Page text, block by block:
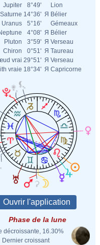
Jupiter
8°49'
Lion
Saturne 14°36' Я Bélier
Uranus
5°16'
Gémeaux
4°08' Я Bélier
Pluton
3°59' Я Verseau
Chiron
0°51' Я Taureau
vrai 29°51' Я Verseau
vraie 18°34' Я Capricorne
Phase de la lune
décroissante, 16.30%
Dernier croissant